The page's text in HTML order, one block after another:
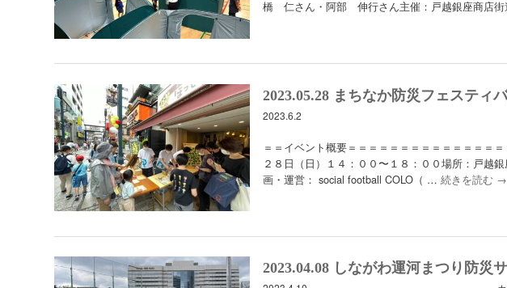
橋 仁さん・阿部 伸行さん主催：戸越銀座商店
2023.05.28 まちなか防災フェスティ
2023.6.2
＝＝イベント概要＝＝＝＝＝＝＝＝＝＝＝＝＝＝
２８日（日）１４：００〜１８：００場所：戸越
画・運営： social football COLO（ …続きを読む →
2023.04.08 しながわ運河まつり防災